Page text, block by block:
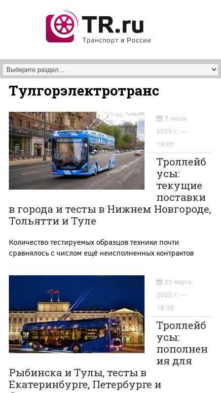
Тулгорэлектротранс
7 июня
2025 г. —
19:00
Троллейб
усы:
текущие
поставки
в города и тесты в Нижнем Новгороде,
Тольятти и Туле
Количество тестируемых образцов техники почти
сравнялось с числом ещё неисполненных контрактов
25 марта
2025 г. —
18:30
Троллейб
усы:
пополнен
ия для
Рыбинска и Тулы, тесты в
Екатеринбурге, Петербурге и